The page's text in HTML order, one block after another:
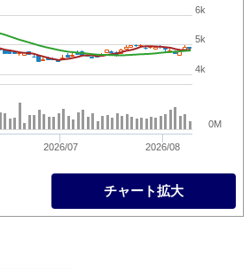
2026/07 2026/08
4k
5k
6k
0M
チャート拡大